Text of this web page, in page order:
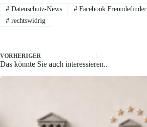
#Datenschutz-News #Facebook Freundefinder
#rechtswidrig
VORHERIGER
Das könnte Sie auch interessieren..